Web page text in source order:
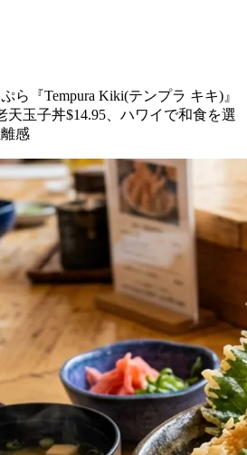
ら『Tempura Kiki(テンプラ キキ)』
玉子丼$14.95、ハワイで和食を選
感